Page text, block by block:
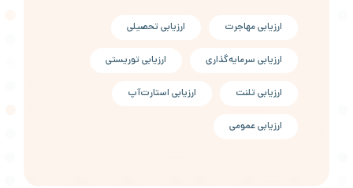
ارزیابی مهاجرت ارزیابی تحصیلی
ارزیابی سرمایه‌گذاری ارزیابی توریستی
ارزیابی تلنت ارزیابی استارت‌آپ
ارزیابی عمومی